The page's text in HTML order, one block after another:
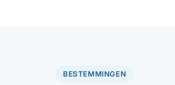
BESTEMMINGEN